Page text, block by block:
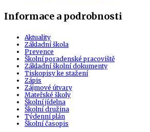
Informace a podrobnosti
Aktuality
Základní škola
Prevence
Školní poradenské pracoviště
Základní školní dokumenty
Tiskopisy ke stažení
Zápis
Zájmové útvary
Mateřské školy
Školní jídelna
Školní družina
Týdenní plán
Školní časopis